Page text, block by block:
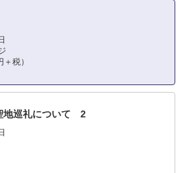
税）
地巡礼について 2